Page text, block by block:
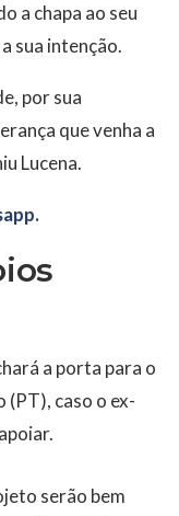
a chapa ao seu
sua intenção.
por sua
que venha a
Lucena.
a porta para o
caso o ex-
serão bem